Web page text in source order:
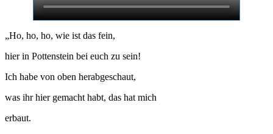
„Ho, ho, ho, wie ist das fein,
hier in Pottenstein bei euch zu sein!
Ich habe von oben herabgeschaut,
was ihr hier gemacht habt, das hat mich
erbaut.